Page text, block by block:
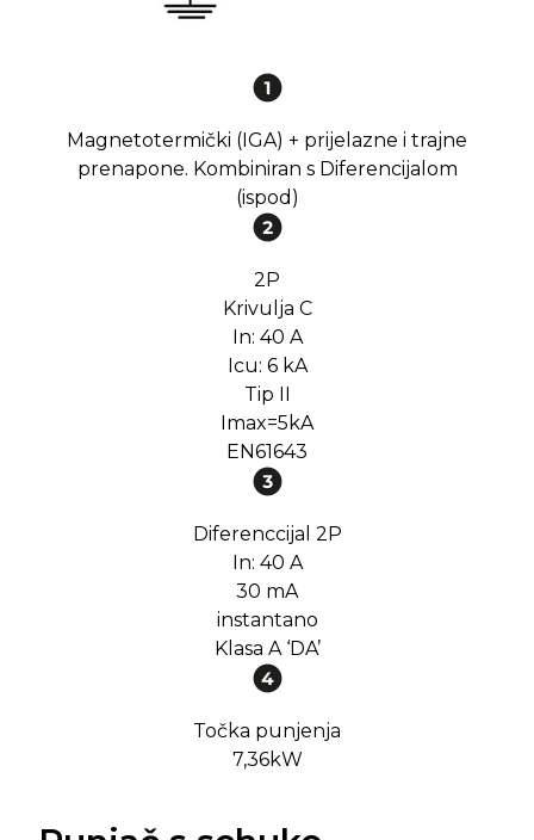
Magnetotermički (IGA) + prijelazne i trajne
prenapone. Kombiniran s Diferencijalom
(ispod)
2P
Krivulja C
In: 40 A
Icu: 6 kA
Tip II
Imax=5kA
EN61643
Diferenccijal 2P
In: 40 A
30 mA
instantano
Klasa A ‘DA’
Točka punjenja
7,36kW